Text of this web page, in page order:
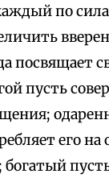
по
посвящает
пусть
его на